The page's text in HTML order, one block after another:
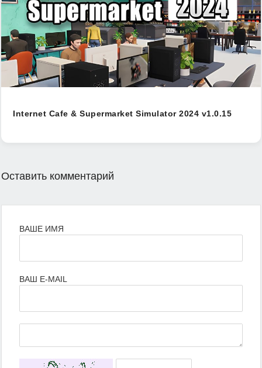
Internet Cafe & Supermarket Simulator 2024 v1.0.15
Оставить комментарий
ВАШЕ ИМЯ
ВАШ E-MAIL